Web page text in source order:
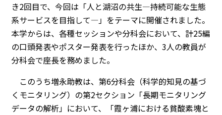
き2回目で、今回は「人と湖沼の共生―持続可能な生態
系サービスを目指して―」をテーマに開催されました。
本学からは、各種セッションや分科会において、計25編
の口頭発表やポスター発表を行ったほか、3人の教員が
分科会で座長を務めました。
このうち増永助教は、第6分科会（科学的知見の基づ
くモニタリング）の第2セクション「長期モニタリング
データの解析」において、「霞ヶ浦における貧酸素塊と